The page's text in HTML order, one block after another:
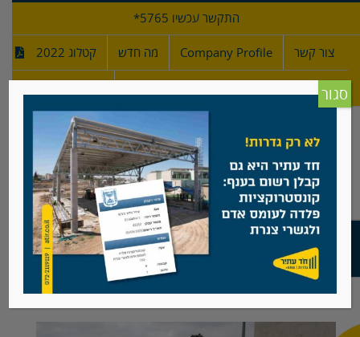
התקשר עכשיו 5765*
צור קשר Company Profile מה חדש קטלוג 2022
בית וגן, ירושלים
סגור